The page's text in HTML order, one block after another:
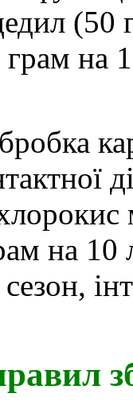
(50
на
на 10
сезон,